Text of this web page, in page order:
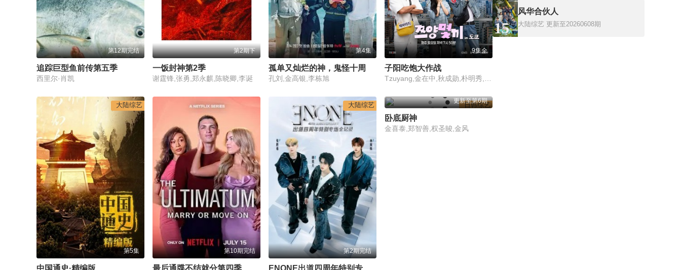
第12期完结
追踪巨型鱼前传第五季
西里尔·肖凯
第2期下
一饭封神第2季
谢霆锋,张勇,郑永麒,陈晓卿,李诞
第4集
孔刘,金高银,李栋旭
9集全
子阳吃饱大作战
大陆综艺
第5集
中国通史·精编版
第10期完结
最后通牒不结就分第四季
大陆综艺
第2期完结
日韩综艺
更新至第6期
卧底厨神
金喜泰,郑智善,权圣晙,金风
15
风华合伙人
大陆综艺 更新至20260608期